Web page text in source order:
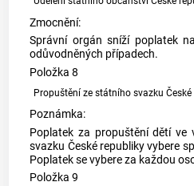
Zmocnění:
Správní orgán sníží poplatek
odůvodněných případech.
Položka 8
Propuštění ze státního svazku
Poznámka:
Poplatek za propuštění dětí
svazku České republiky vybere
Poplatek se vybere za každou
Položka 9